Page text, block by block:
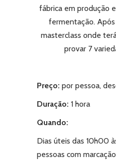
fábrica em produção
fermentação.
masterclass onde
provar 7
Preço: por pessoa,
Duração: 1 hora
Quando:
Dias úteis das 10h00
pessoas com